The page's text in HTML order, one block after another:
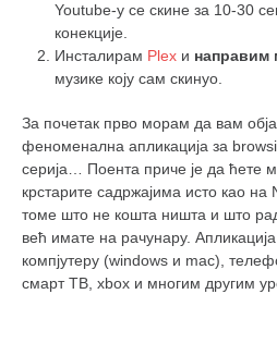
Youtube-у се скине за 10-30
конекције.
Инсталирам Plex и направим
музике коју сам скинуо.
За почетак прво морам да вам
феноменална апликација за
серија… Поента приче је да ћете
крстарите садржајима исто као на
томе што не кошта ништа и што
већ имате на рачунару.
компјутеру (windows и mac),
смарт ТВ, xbox и многим другим